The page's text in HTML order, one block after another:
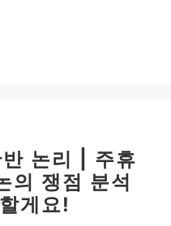
논리 | 주휴
의 쟁점 분석
게요!